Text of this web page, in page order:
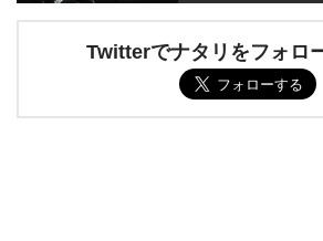
Twitterでナタリをフォロ